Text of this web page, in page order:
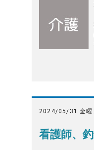
2024/05/31 金
看護師、